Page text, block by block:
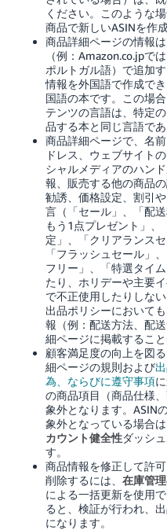
ください。このような
商品で新しいASINを作成
商品詳細ページの情報
（例：Amazon.co.jpで
ポルトガル語）で追加
情報を外国語で作成で
国語の本です。この場
テンツの言語は、特定
品する本と同じ言語であ
商品詳細ページで、名
ドレス、ウェブサイト
シャルメディアのハン
報、販売する他の商品
勧誘、価格設定、割引
言（「セール」、「配
もう1点プレゼント」、
定」、「クリアランス
「フラッシュセール」
フリー」、「特選タイ
たり、ホリデーや主要
で不正使用したりしな
出品ポリシーにおいて
報（例：配送方法、配
細ページに掲載するこ
顧客満足度の向上を図
細ページの規則および
為、ならびに遵守事項
の商品項目（商品仕様
象外となります。ASIN
象外となっている場合
カウント健全性ダッシ
す。
商品情報を修正して許
削除するには、 在庫管理
による一括更新を使用
ると、検証が行われ、
になります。